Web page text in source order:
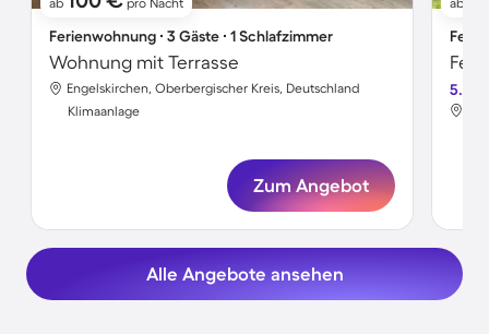
Ferienwohnung ∙ 3 Gäste ∙ 1 Schlafzimmer
Wohnung mit Terrasse
Engelskirchen, Oberbergischer Kreis, Deutschland
Klimaanlage
Zum Angebot
5.0
Alle Angebote ansehen